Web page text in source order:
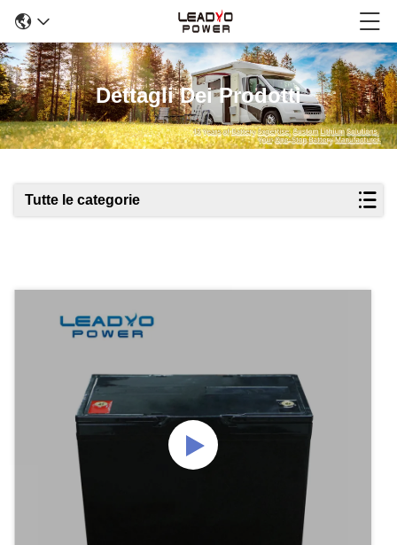
Dettagli Dei Prodotti
Tutte le categorie